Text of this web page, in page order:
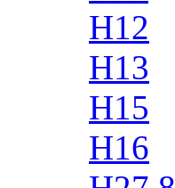
H12
H13
H15
H16